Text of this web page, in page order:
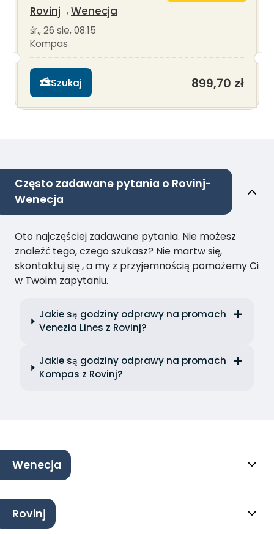
Rovinj→Wenecja
śr., 26 sie, 08:15
Kompas
Szukaj 899,70 zł
Często zadawane pytania o Rovinj-
Wenecja
Oto najczęściej zadawane pytania. Nie możesz
znaleźć tego, czego szukasz? Nie martw się,
skontaktuj się , a my z przyjemnością pomożemy Ci
w Twoim zapytaniu.
Jakie są godziny odprawy na promach
Venezia Lines z Rovinj?
Jakie są godziny odprawy na promach
Kompas z Rovinj?
Wenecja
Rovinj